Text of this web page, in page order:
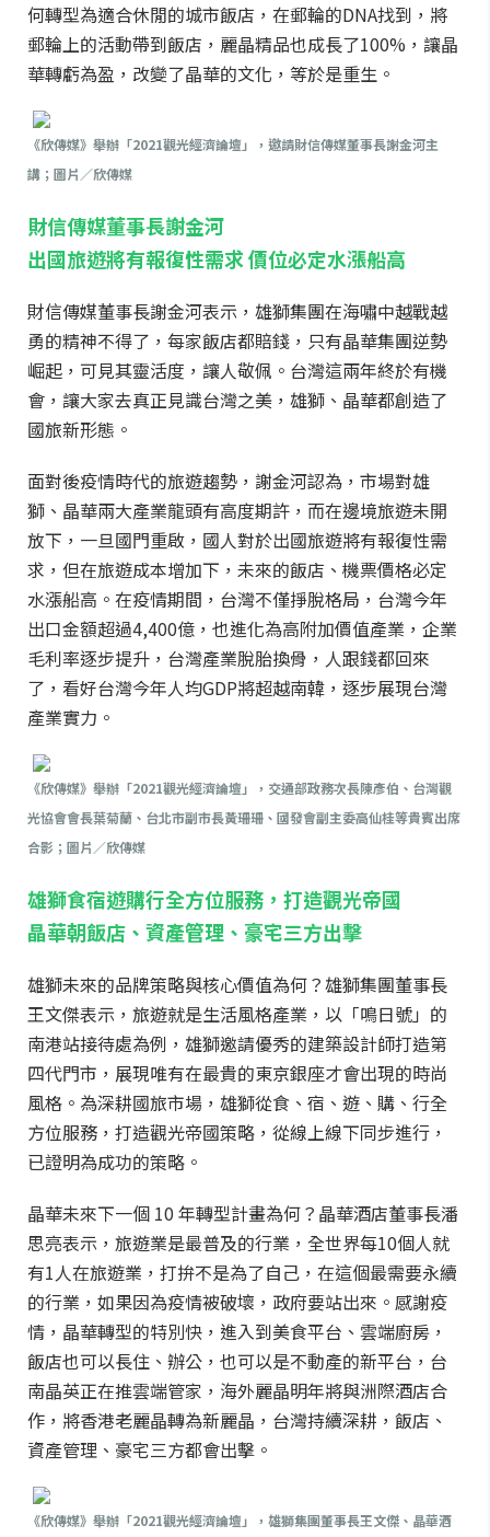
何轉型為適合休閒的城市飯店，在郵輪的DNA找到，將
郵輪上的活動帶到飯店，麗晶精品也成長了100%，讓晶
華轉虧為盈，改變了晶華的文化，等於是重生。
《欣傳媒》舉辦「2021觀光經濟論壇」，邀請財信傳媒董事長謝金河主
講；圖片／欣傳媒
財信傳媒董事長謝金河
出國旅遊將有報復性需求 價位必定水漲船高
財信傳媒董事長謝金河表示，雄獅集團在海嘯中越戰越
勇的精神不得了，每家飯店都賠錢，只有晶華集團逆勢
崛起，可見其靈活度，讓人敬佩。台灣這兩年終於有機
會，讓大家去真正見識台灣之美，雄獅、晶華都創造了
國旅新形態。
面對後疫情時代的旅遊趨勢，謝金河認為，市場對雄
獅、晶華兩大產業龍頭有高度期許，而在邊境旅遊未開
放下，一旦國門重啟，國人對於出國旅遊將有報復性需
求，但在旅遊成本增加下，未來的飯店、機票價格必定
水漲船高。在疫情期間，台灣不僅掙脫格局，台灣今年
出口金額超過4,400億，也進化為高附加價值產業，企業
毛利率逐步提升，台灣產業脫胎換骨，人跟錢都回來
了，看好台灣今年人均GDP將超越南韓，逐步展現台灣
產業實力。
《欣傳媒》舉辦「2021觀光經濟論壇」，交通部政務次長陳彥伯、台灣觀
光協會會長葉菊蘭、台北市副市長黃珊珊、國發會副主委高仙桂等貴賓出席
合影；圖片／欣傳媒
雄獅食宿遊購行全方位服務，打造觀光帝國
晶華朝飯店、資產管理、豪宅三方出擊
雄獅未來的品牌策略與核心價值為何？雄獅集團董事長
王文傑表示，旅遊就是生活風格產業，以「鳴日號」的
南港站接待處為例，雄獅邀請優秀的建築設計師打造第
四代門市，展現唯有在最貴的東京銀座才會出現的時尚
風格。為深耕國旅市場，雄獅從食、宿、遊、購、行全
方位服務，打造觀光帝國策略，從線上線下同步進行，
已證明為成功的策略。
晶華未來下一個 10 年轉型計畫為何？晶華酒店董事長潘
思亮表示，旅遊業是最普及的行業，全世界每10個人就
有1人在旅遊業，打拚不是為了自己，在這個最需要永續
的行業，如果因為疫情被破壞，政府要站出來。感謝疫
情，晶華轉型的特別快，進入到美食平台、雲端廚房，
飯店也可以長住、辦公，也可以是不動產的新平台，台
南晶英正在推雲端管家，海外麗晶明年將與洲際酒店合
作，將香港老麗晶轉為新麗晶，台灣持續深耕，飯店、
資產管理、豪宅三方都會出擊。
《欣傳媒》舉辦「2021觀光經濟論壇」，雄獅集團董事長王文傑、晶華酒